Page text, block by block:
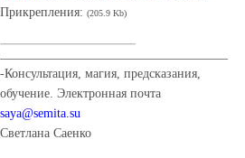
Прикрепления: (205.9 Kb)
-Консультация, магия, предсказания,
обучение. Электронная почта
saya@semita.su
Светлана Саенко